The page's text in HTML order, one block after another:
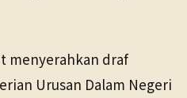
menyerahkan draf
Urusan Dalam Negeri